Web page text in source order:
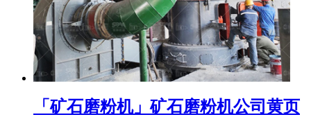
「矿石磨粉机」矿石磨粉机公司黄页